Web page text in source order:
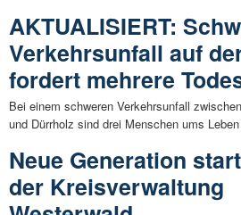
AKTUALISIERT:
Verkehrsunfall auf
fordert mehrere
Bei einem schweren Verkehrsunfall
und Dürrholz sind drei Menschen ums
Neue Generation
der Kreisverwaltung